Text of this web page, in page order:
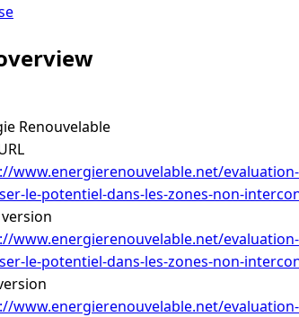
Renouvelable
www.energierenouvelable.net/
le-potentiel-dans-les-zones-non-
version
www.energierenouvelable.net/
le-potentiel-dans-les-zones-non-
www.energierenouvelable.net/